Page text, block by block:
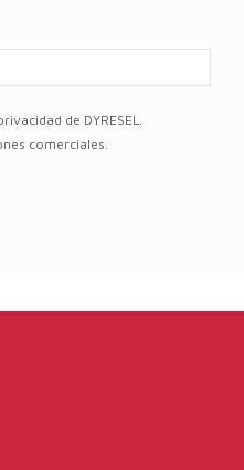
de DYRESEL.
comerciales.